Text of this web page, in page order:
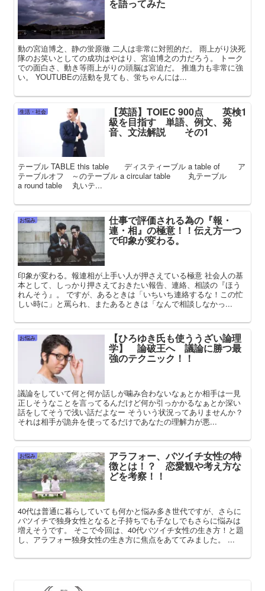
を語ってみた
動の宮迫博之、静の蛍原徹 二人は非常に対照的だ。 雨上がり決死
隊のお笑いとしての成功はやはり、宮迫博之の力だろう。 トーク
での面白さ、動き等雨上がりの頭脳は宮迫だ。 推進力も非常に強
い。 YOUTUBEの活動を見ても、蛍ちゃんには...
生活・社会 【英語】TOIEC 900点 英検1
級を目指す 単語、例文、発
音、文法解説 その1
テーブル TABLE this table ディスティーブル a table of ア
テーブルオフ ～のテーブル a circular table 丸テーブル
a round table 丸いテ...
お悩み 仕事で評価される為の『報・
連・相』の極意！！伝え方一つ
で印象が変わる。
印象が変わる。報連相が上手い人が押さえている極意 社会人の基
本として、しっかり押さえておきたい報告、連絡、相談の『ほう
れんそう』。 ですが、あるときは「いちいち連絡するな！この忙
しい時に」と罵られ、またあるときは「なんで相談しなかっ...
お悩み 【ひろゆき氏も使ううざい論理
学】 論破王へ 議論に勝つ最
強のテクニック！！
議論をしていて何と何か話しが噛み合わないなぁとか相手は一見
正しそうなことを言ってるんだけど何か引っかかるなぁとか深い
話をしてそうで浅い話だよなー そういう状況ってありませんか？
それは相手が詭弁を使ってるだけであなたの理解力が悪...
お悩み アラフォー、バツイチ女性の特
徴とは！？ 恋愛観や考え方な
どを考察！！
40代は普通に暮らしていても何かと悩み多き世代ですが、さらに
バツイチで独身女性となると子持ちでも子なしでもさらに悩みは
増えそうです。 そこで今回は、40代バツイチ女性の生き方！と題
し、アラフォー独身女性の生き方に焦点をあててみました。 ...